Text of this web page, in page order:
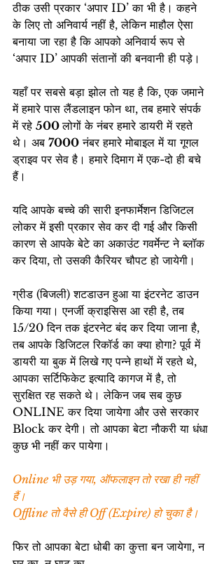
ठीक उसी प्रकार ‘अपार ID’ का भी है। कहने
के लिए तो अनिवार्य नहीं है, लेकिन माहौल ऐसा
बनाया जा रहा है कि आपको अनिवार्य रूप से
‘अपार ID’ आपकी संतानों की बनवानी ही पड़े।
यहाँ पर सबसे बड़ा झोल तो यह है कि, एक जमाने
में हमारे पास लैंडलाइन फोन था, तब हमारे संपर्क
में रहे 500 लोगों के नंबर हमारे डायरी में रहते
थे। अब 7000 नंबर हमारे मोबाइल में या गूगल
ड्राइव पर सेव है। हमारे दिमाग में एक-दो ही बचे
हैं।
यदि आपके बच्चे की सारी इनफार्मेशन डिजिटल
लोकर में इसी प्रकार सेव कर दी गई और किसी
कारण से आपके बेटे का अकाउंट गवर्मेन्ट ने ब्लॉक
कर दिया, तो उसकी कैरियर चौपट हो जायेगी।
ग्रीड (बिजली) शटडाउन हुआ या इंटरनेट डाउन
किया गया। एनर्जी क्राइसिस आ रही है, तब
15/20 दिन तक इंटरनेट बंद कर दिया जाना है,
तब आपके डिजिटल रिकॉर्ड का क्या होगा? पूर्व में
डायरी या बुक में लिखे गए पन्ने हाथों में रहते थे,
आपका सर्टिफिकेट इत्यादि कागज में है, तो
सुरक्षित रह सकते थे। लेकिन जब सब कुछ
ONLINE कर दिया जायेगा और उसे सरकार
Block कर देगी। तो आपका बेटा नौकरी या धंधा
कुछ भी नहीं कर पायेगा।
Online भी उड़ गया, ऑफलाइन तो रखा ही नहीं
हैं।
Offline तो वैसे ही Off (Expire) हो चुका है।
फिर तो आपका बेटा धोबी का कुत्ता बन जायेगा, न